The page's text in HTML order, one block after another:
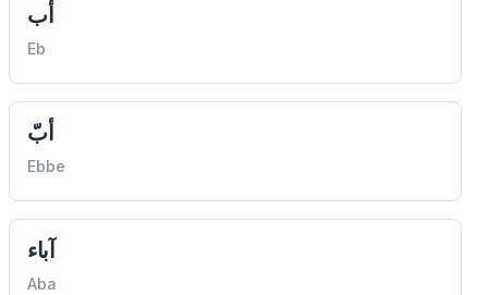
أب
Eb
أبّ
Ebbe
آباء
Aba